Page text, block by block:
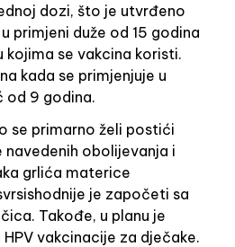
dozi, što je utvrđeno
primjeni duže od 15 godina
kojima se vakcina koristi.
kada se primjenjuje u
od 9 godina.
se primarno želi postići
navedenih obolijevanja i
grlića materice
je započeti sa
Takođe, u planu je
vakcinacije za dječake.